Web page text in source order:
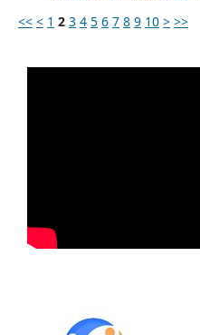
<< < 1 2 3 4 5 6 7 8 9 10 > >>